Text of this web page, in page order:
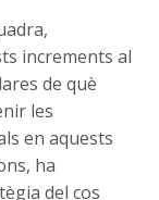
increments al
de què
les
en aquests
ha
del cos